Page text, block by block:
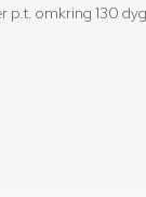
omkring 130